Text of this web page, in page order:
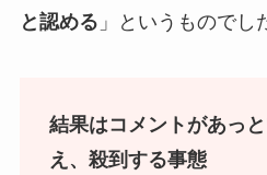
と認める 」というものでし
結果はコメントがあっ
え、殺到する事態